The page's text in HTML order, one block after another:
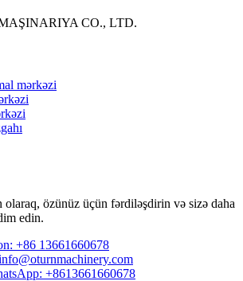
CO., LTD.
mərkəzi
olaraq, özünüz üçün fərdiləşdirin və sizə daha
edin.
+86 13661660678
+8613661660678